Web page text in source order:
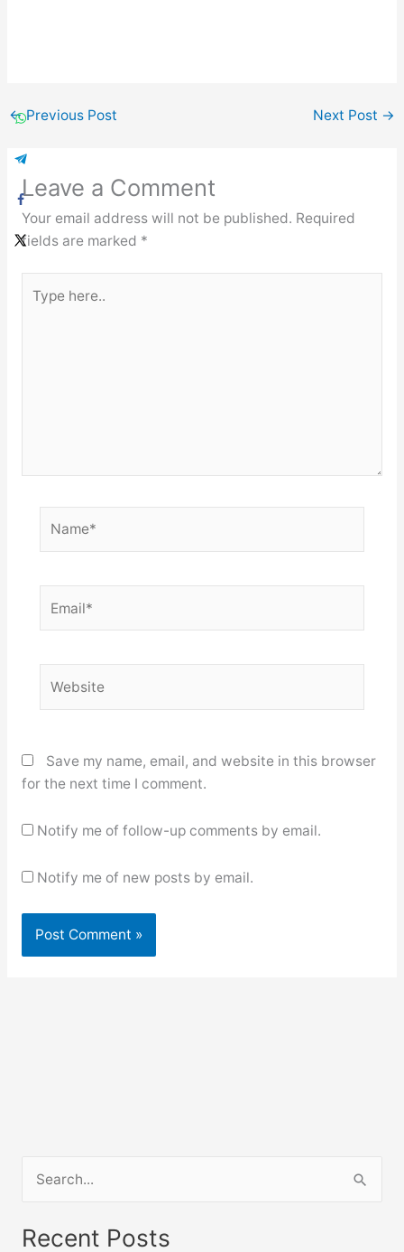
←Previous Post Next Post →
Leave a Comment
Your email address will not be published. Required
fields are marked *
here..
Save my name, email, and website in this browser
for the next time I comment.
Notify me of follow-up comments by email.
Notify me of new posts by email.
a
Recent Posts